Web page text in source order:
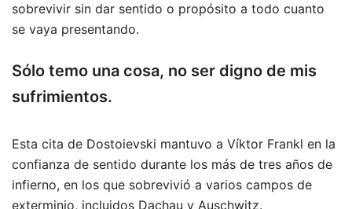
sobrevivir sin dar sentido o propósito a todo cuanto
se vaya presentando.
Sólo temo una cosa, no ser digno de mis
sufrimientos.
Esta cita de Dostoievski mantuvo a Víktor Frankl en la
confianza de sentido durante los más de tres años de
infierno, en los que sobrevivió a varios campos de
exterminio, incluidos Dachau y Auschwitz.